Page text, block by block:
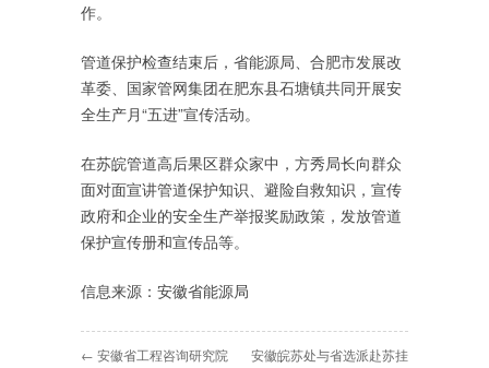
作。
管道保护检查结束后，省能源局、合肥市发展改
革委、国家管网集团在肥东县石塘镇共同开展安
全生产月“五进”宣传活动。
在苏皖管道高后果区群众家中，方秀局长向群众
面对面宣讲管道保护知识、避险自救知识，宣传
政府和企业的安全生产举报奖励政策，发放管道
保护宣传册和宣传品等。
信息来源：安徽省能源局
← 安徽省工程咨询研究院
安徽皖苏处与省选派赴苏挂